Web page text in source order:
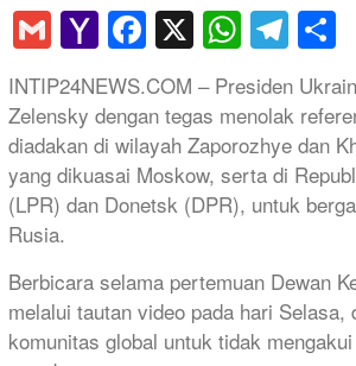
GmailYahoo
Mail
Facebook
X
INTIP24NEWS.COM – Presiden
Zelensky dengan tegas menolak
diadakan di wilayah Zaporozhye dan
yang dikuasai Moskow, serta di
(LPR) dan Donetsk (DPR), untuk
Rusia.
Berbicara selama pertemuan Dewan
melalui tautan video pada hari Selasa,
komunitas global untuk tidak